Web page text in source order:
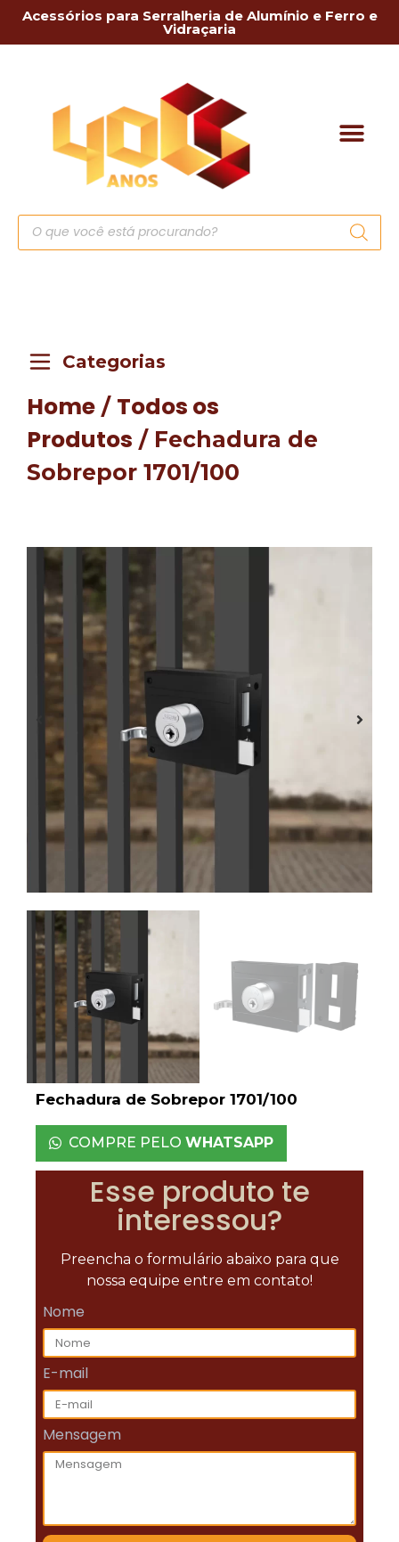
Acessórios para Serralheria de Alumínio e Ferro e
Vidraçaria
Categorias
Home / Todos os
Produtos / Fechadura de
Sobrepor 1701/100
Fechadura de Sobrepor 1701/100
COMPRE PELO WHATSAPP
Esse produto te
interessou?
Preencha o formulário abaixo para que
nossa equipe entre em contato!
Nome
E-mail
Mensagem